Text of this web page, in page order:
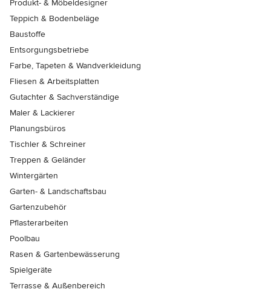
Produkt- & Möbeldesigner
Teppich & Bodenbeläge
Baustoffe
Entsorgungsbetriebe
Farbe, Tapeten & Wandverkleidung
Fliesen & Arbeitsplatten
Gutachter & Sachverständige
Maler & Lackierer
Planungsbüros
Tischler & Schreiner
Treppen & Geländer
Wintergärten
Garten- & Landschaftsbau
Gartenzubehör
Pflasterarbeiten
Poolbau
Rasen & Gartenbewässerung
Spielgeräte
Terrasse & Außenbereich